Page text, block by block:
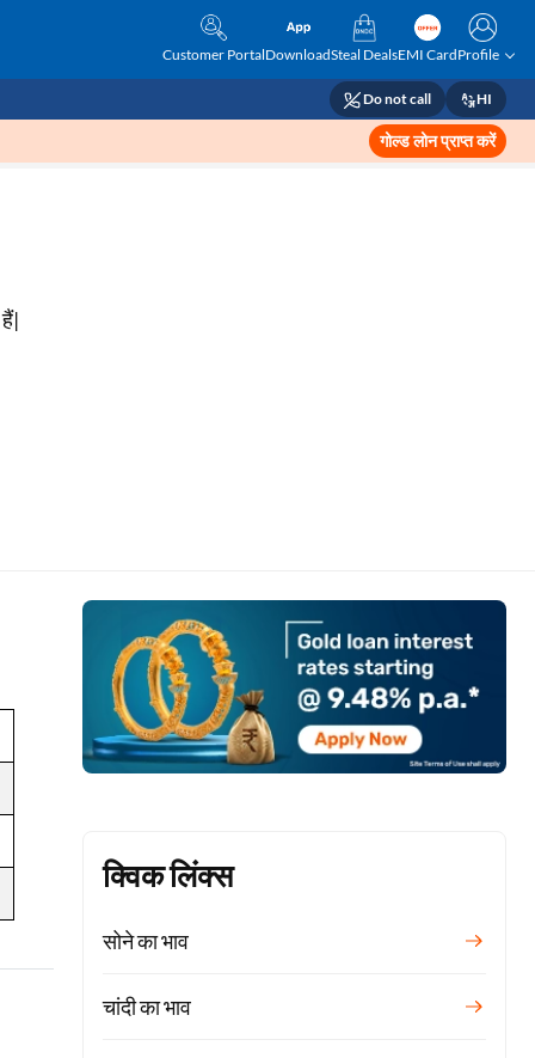
Customer PortalDownloadSteal DealsEMI CardProfile
Do not call HI
गोल्ड लोन प्राप्त करें
क्विक लिंक्स
सोने का भाव
चांदी का भाव